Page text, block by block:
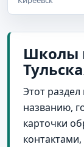
Советск
поселок
село
Болохово
Школы
Этот
названию,
карточки